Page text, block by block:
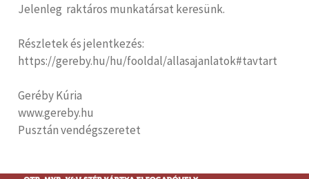
Jelenleg raktáros munkatársat keresünk.
Részletek és jelentkezés:
https://gereby.hu/hu/fooldal/allasajanlatok#tavtart
Geréby Kúria
www.gereby.hu
Pusztán vendégszeretet